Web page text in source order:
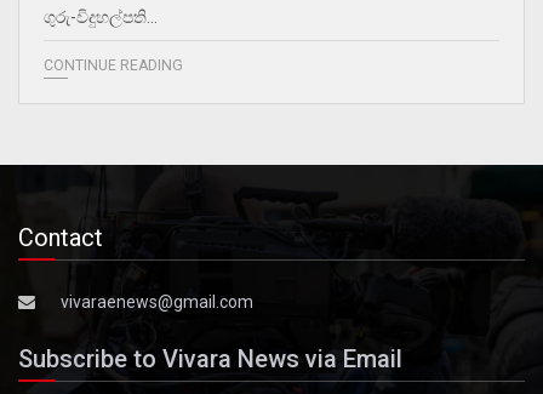
ගුරු-විදුහල්පති…
CONTINUE READING
Contact
vivaraenews@gmail.com
Subscribe to Vivara News via Email